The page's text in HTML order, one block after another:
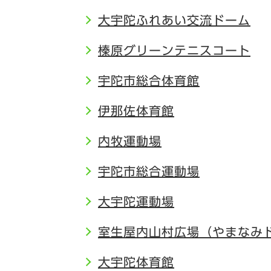
大宇陀ふれあい交流ドーム
榛原グリーンテニスコート
宇陀市総合体育館
伊那佐体育館
内牧運動場
宇陀市総合運動場
大宇陀運動場
室生屋内山村広場（やまなみ
大宇陀体育館